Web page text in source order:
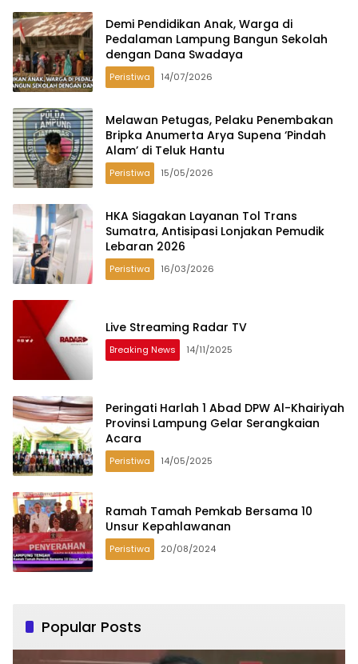
Demi Pendidikan Anak, Warga di
Pedalaman Lampung Bangun Sekolah
dengan Dana Swadaya
Peristiwa 14/07/2026
Melawan Petugas, Pelaku Penembakan
Bripka Anumerta Arya Supena ‘Pindah
Alam’ di Teluk Hantu
Peristiwa 15/05/2026
HKA Siagakan Layanan Tol Trans
Sumatra, Antisipasi Lonjakan Pemudik
Lebaran 2026
Peristiwa 16/03/2026
Live Streaming Radar TV
Breaking News 14/11/2025
Peringati Harlah 1 Abad DPW Al-Khairiyah
Provinsi Lampung Gelar Serangkaian
Acara
Peristiwa 14/05/2025
Ramah Tamah Pemkab Bersama 10
Unsur Kepahlawanan
Peristiwa 20/08/2024
Popular Posts